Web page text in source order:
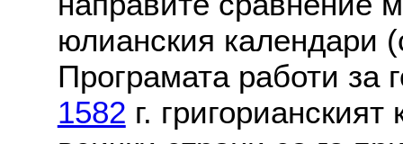
юлианския календари
Програмата работи за
1582 г.